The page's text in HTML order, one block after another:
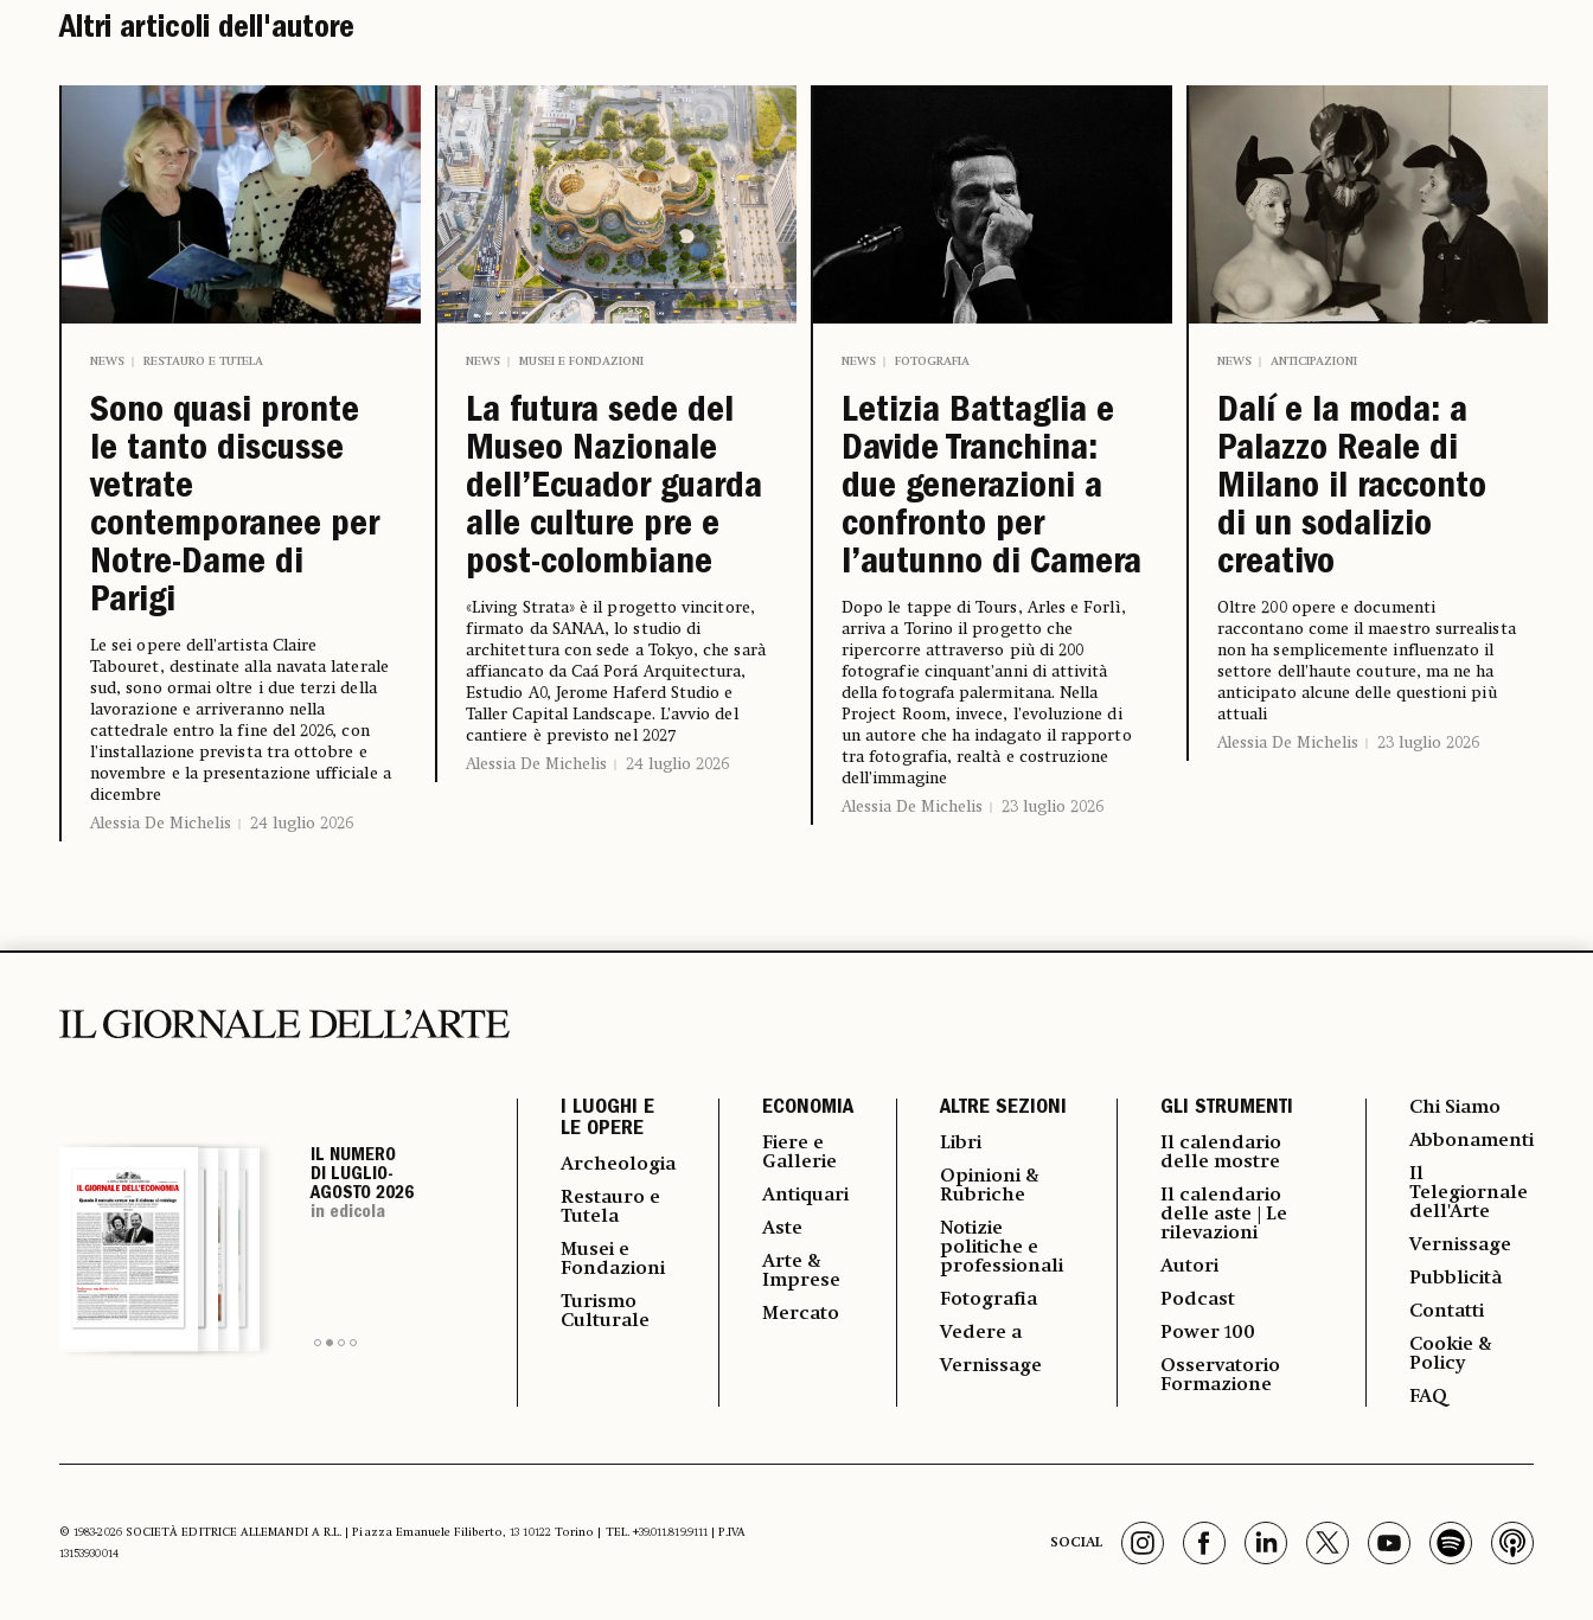
Altri articoli dell'autore
NEWS RESTAURO E TUTELA
Sono quasi pronte
le tanto discusse
vetrate
contemporanee per
Notre-Dame di
Parigi
Le sei opere dell’artista Claire
Tabouret, destinate alla navata laterale
sud, sono ormai oltre i due terzi della
lavorazione e arriveranno nella
cattedrale entro la fine del 2026, con
l’installazione prevista tra ottobre e
novembre e la presentazione ufficiale a
dicembre
Alessia De Michelis
24 luglio 2026
NEWS MUSEI E FONDAZIONI
La futura sede del
Museo Nazionale
dell’Ecuador guarda
alle culture pre e
post-colombiane
«Living Strata» è il progetto vincitore,
firmato da SANAA, lo studio di
architettura con sede a Tokyo, che sarà
affiancato da Caá Porá Arquitectura,
Estudio A0, Jerome Haferd Studio e
Taller Capital Landscape. L’avvio del
cantiere è previsto nel 2027
Alessia De Michelis
24 luglio 2026
NEWS FOTOGRAFIA
Letizia Battaglia e
Davide Tranchina:
due generazioni a
confronto per
l’autunno di Camera
Dopo le tappe di Tours, Arles e Forlì,
arriva a Torino il progetto che
ripercorre attraverso più di 200
fotografie cinquant’anni di attività
della fotografa palermitana. Nella
Project Room, invece, l’evoluzione di
un autore che ha indagato il rapporto
tra fotografia, realtà e costruzione
dell’immagine
Alessia De Michelis
23 luglio 2026
NEWS ANTICIPAZIONI
Dalí e la moda: a
Palazzo Reale di
Milano il racconto
di un sodalizio
creativo
Oltre 200 opere e documenti
raccontano come il maestro surrealista
non ha semplicemente influenzato il
settore dell’haute couture, ma ne ha
anticipato alcune delle questioni più
attuali
Alessia De Michelis
23 luglio 2026
IL NUMERO
DI LUGLIO-
AGOSTO 2026
in edicola
IL NUMERO
DI LUGLIO-
AGOSTO 2026
in edicola
IL NUMERO
DI LUGLIO-
AGOSTO 2026
in edicola
IL NUMERO
DI LUGLIO-
AGOSTO 2026
in edicola
I LUOGHI E
LE OPERE
Archeologia
Restauro e
Tutela
Musei e
Fondazioni
Turismo
Culturale
ECONOMIA
Fiere e
Gallerie
Antiquari
Aste
Arte &
Imprese
Mercato
ALTRE SEZIONI
Libri
Opinioni &
Rubriche
Notizie
politiche e
professionali
Fotografia
Vedere a
Vernissage
GLI STRUMENTI
Il calendario
delle mostre
Il calendario
delle aste | Le
rilevazioni
Autori
Podcast
Power 100
Osservatorio
Formazione
Chi Siamo
Abbonamenti
Il
Telegiornale
dell'Arte
Vernissage
Pubblicità
Contatti
Cookie &
Policy
FAQ
© 1983-2026 SOCIETÀ EDITRICE ALLEMANDI A R.L. | Piazza Emanuele Filiberto, 13 10122 Torino | TEL. +39.011.819.9111 | P.IVA
13153930014
SOCIAL